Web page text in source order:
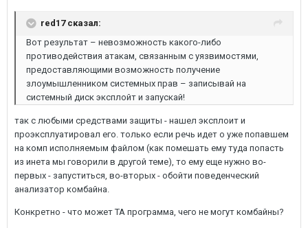
red17 сказал:
Вот результат – невозможность какого-либо
противодействия атакам, связанным с уязвимостями,
предоставляющими возможность получение
злоумышленником системных прав – записывай на
системный диск эксплойт и запускай!
так с любыми средствами защиты - нашел эксплоит и
проэксплуатировал его. только если речь идет о уже попавшем
на комп исполняемым файлом (как помешать ему туда попасть
из инета мы говорили в другой теме), то ему еще нужно во-
первых - запуститься, во-вторых - обойти поведенческий
анализатор комбайна.
Конкретно - что может ТА программа, чего не могут комбайны?